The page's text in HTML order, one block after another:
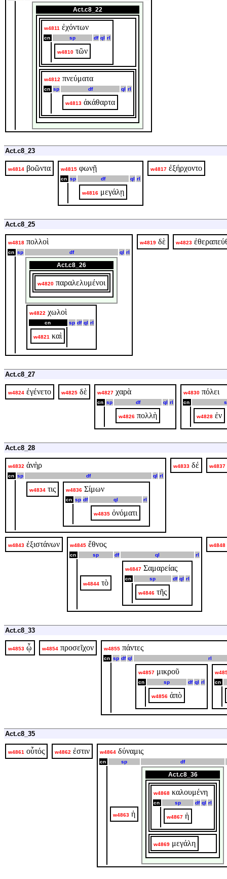
Act.c8_22
w4811 ἐχόντων
cn sp df ql rl
w4810 τῶν
w4812 πνεύματα
cn sp df ql rl
w4813 ἀκάθαρτα
Act.c8_23
w4814 βοῶντα w4815 φωνῇ
cn sp df ql rl
w4816 μεγάλῃ
w4817 ἐξήρχοντο
Act.c8_25
w4818 πολλοὶ
cn sp df ql rl
Act.c8_26
w4820 παραλελυμένοι
w4822 χωλοὶ
cn sp df ql rl
w4821 καὶ
w4819 δὲ w4823
Act.c8_27
w4824 ἐγένετο w4825 δὲ w4827 χαρὰ
cn sp df ql rl
w4826 πολλὴ
w4830 πόλει
cn
w4828 ἐν
Act.c8_28
w4832 ἀνὴρ
cn sp df ql rl
w4834 τις w4836 Σίμων
cn sp df ql rl
w4835 ὀνόματι
w4833 δέ w4837
w4843 ἐξιστάνων w4845 ἔθνος
cn sp df ql rl
w4844 τὸ
w4847 Σαμαρείας
cn sp df ql rl
w4846 τῆς
w4848
Act.c8_33
w4853 ᾧ w4854 προσεῖχον w4855 πάντες
cn sp df ql rl
w4857 μικροῦ
cn sp df ql rl
w4856 ἀπὸ
cn
Act.c8_35
w4861 οὗτός w4862 ἐστιν w4864 δύναμις
cn sp df
w4863 ἡ
Act.c8_36
w4868 καλουμένη
cn sp df ql rl
w4867 ἡ
w4869 μεγάλη